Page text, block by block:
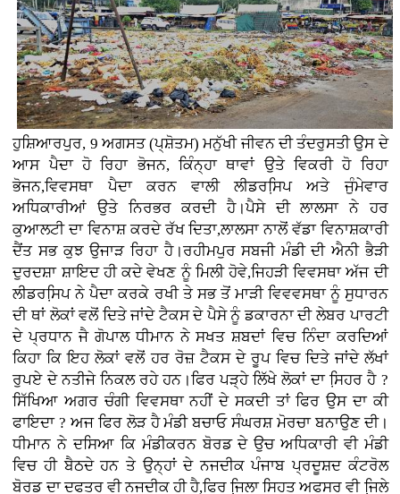
ਹੁਸ਼ਿਆਰਪੁਰ, 9 ਅਗਸਤ (ਪ੍ਸ਼ੋਤਮ) ਮਨੁੱਖੀ ਜੀਵਨ ਦੀ ਤੰਦਰੁਸਤੀ ਉਸ ਦੇ
ਆਸ ਪੈਦਾ ਹੋ ਰਿਹਾ ਭੋਜਨ, ਕਿੰਨ੍ਹਾ ਥਾਵਾਂ ਉਤੇ ਵਿਕਰੀ ਹੋ ਰਿਹਾ
ਭੋਜਨ,ਵਿਵਸਥਾ ਪੈਦਾ ਕਰਨ ਵਾਲੀ ਲੀਡਰਸਿ਼ਪ ਅਤੇ ਜੁੰਮੇਵਾਰ
ਅਧਿਕਾਰੀਆਂ ਉਤੇ ਨਿਰਭਰ ਕਰਦੀ ਹੈ।ਪੈਸੇ ਦੀ ਲਾਲਸਾ ਨੇ ਹਰ
ਕੁਆਲਟੀ ਦਾ ਵਿਨਾਸ਼ ਕਰਦੇ ਰੱਖ ਦਿਤਾ,ਲਾਲਸਾ ਨਾਲੋਂ ਵੱਡਾ ਵਿਨਾਸ਼ਕਾਰੀ
ਦੈਂਤ ਸਭ ਕੁਝ ਉਜਾੜ ਰਿਹਾ ਹੈ।ਰਹੀਮਪੁਰ ਸਬਜੀ ਮੰਡੀ ਦੀ ਐਨੀ ਭੈੜੀ
ਦੁਰਦਸ਼ਾ ਸ਼ਾਇਦ ਹੀ ਕਦੇ ਵੇਖਣ ਨੂੰ ਮਿਲੀ ਹੋਵੇ,ਜਿਹੜੀ ਵਿਵਸਥਾ ਅੱਜ ਦੀ
ਲੀਡਰਸਿ਼ਪ ਨੇ ਪੈਦਾ ਕਰਕੇ ਰਖੀ ਤੇ ਸਭ ਤੋਂ ਮਾੜੀ ਵਿਵਵਸਥਾ ਨੂੰ ਸੁਧਾਰਨ
ਦੀ ਥਾਂ ਲੋਕਾਂ ਵਲੋਂ ਦਿਤੇ ਜਾਂਦੇ ਟੈਕਸ ਦੇ ਪੈਸੇ ਨੂੰ ਡਕਾਰਨਾ ਦੀ ਲੇਬਰ ਪਾਰਟੀ
ਦੇ ਪ੍ਰਧਾਨ ਜੈ ਗੋਪਾਲ ਧੀਮਾਨ ਨੇ ਸਖਤ ਸ਼ਬਦਾਂ ਵਿਚ ਨਿੰਦਾ ਕਰਦਿਆਂ
ਕਿਹਾ ਕਿ ਇਹ ਲੋਕਾਂ ਵਲੋਂ ਹਰ ਰੋਜ਼ ਟੈਕਸ ਦੇ ਰੂਪ ਵਿਚ ਦਿਤੇ ਜਾਂਦੇ ਲੱਖਾਂ
ਰੁਪਏ ਦੇ ਨਤੀਜੇ ਨਿਕਲ ਰਹੇ ਹਨ।ਫਿਰ ਪੜ੍ਹੇ ਲਿੱਖੇ ਲੋਕਾਂ ਦਾ ਸਿ਼ਹਰ ਹੈ ?
ਸਿੱਖਿਆ ਅਗਰ ਚੰਗੀ ਵਿਵਸਥਾ ਨਹੀਂ ਦੇ ਸਕਦੀ ਤਾਂ ਫਿਰ ਉਸ ਦਾ ਕੀ
ਫਾਇਦਾ ? ਅਜ ਫਿਰ ਲੋੜ ਹੈ ਮੰਡੀ ਬਚਾਓ ਸੰਘਰਸ਼ ਮੋਰਚਾ ਬਨਾਉਣ ਦੀ।
ਧੀਮਾਨ ਨੇ ਦਸਿਆ ਕਿ ਮੰਡੀਕਰਨ ਬੋਰਡ ਦੇ ਉਚ ਅਧਿਕਾਰੀ ਵੀ ਮੰਡੀ
ਵਿਚ ਹੀ ਬੈਠਦੇ ਹਨ ਤੇ ਉਨ੍ਹਾਂ ਦੇ ਨਜਦੀਕ ਪੰਜਾਬ ਪ੍ਰਦੂਸ਼ਦ ਕੰਟਰੋਲ
ਬੋਰਡ ਦਾ ਦਫਤਰ ਵੀ ਨਜਦੀਕ ਹੀ ਹੈ,ਫਿਰ ਜਿ਼ਲਾ ਸਿਹਤ ਅਫਸਰ ਵੀ ਜਿ਼ਲੇ